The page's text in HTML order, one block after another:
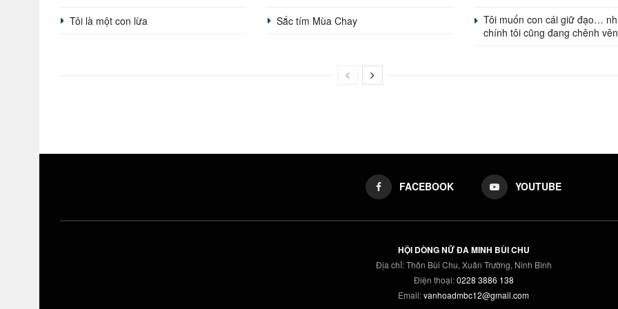
Tôi là một con lừa
Sắc tím Mùa Chay
Tôi muốn con cái giữ đạo…
chính tôi cũng đang chênh
FACEBOOK YOUTUBE
HỘI DÒNG NỮ ĐA MINH BÙI CHU
Địa chỉ: Thôn Bùi Chu, Xuân Trường, Ninh Bình
Điện thoại:0228 3886 138
Email:vanhoadmbc12@gmail.com